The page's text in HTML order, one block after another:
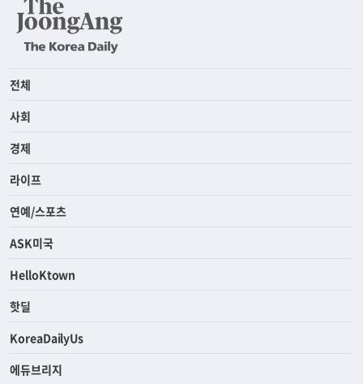
전체
사회
경제
라이프
연예/스포츠
ASK미국
HelloKtown
핫딜
KoreaDailyUs